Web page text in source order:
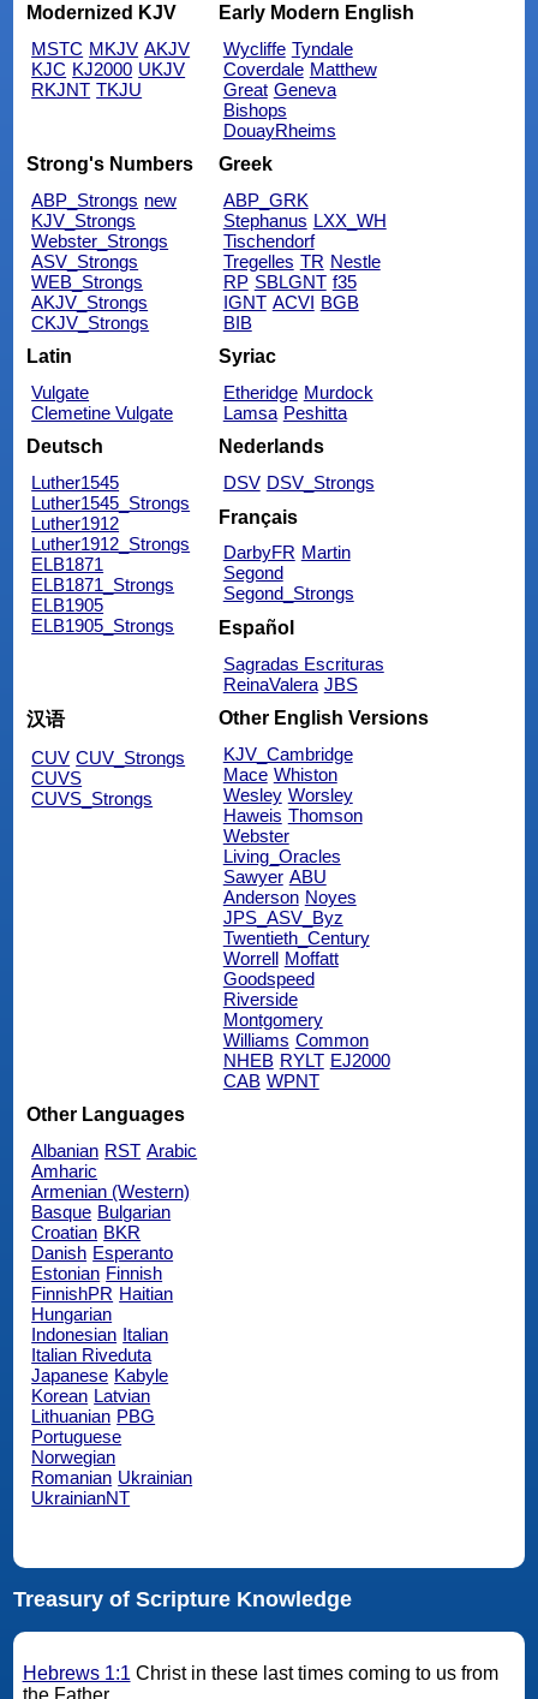
Modernized KJV
MSTC MKJV AKJV
KJC KJ2000 UKJV
RKJNT TKJU
Early Modern English
Wycliffe Tyndale
Coverdale Matthew
Great Geneva
Bishops
DouayRheims
Strong's Numbers
ABP_Strongs new
KJV_Strongs
Webster_Strongs
ASV_Strongs
WEB_Strongs
AKJV_Strongs
CKJV_Strongs
Greek
ABP_GRK
Stephanus LXX_WH
Tischendorf
Tregelles TR Nestle
RP SBLGNT f35
IGNT ACVI BGB
BIB
Latin
Vulgate
Clemetine Vulgate
Syriac
Etheridge Murdock
Lamsa Peshitta
Deutsch
Luther1545
Luther1545_Strongs
Luther1912
Luther1912_Strongs
ELB1871
ELB1871_Strongs
ELB1905
ELB1905_Strongs
Nederlands
DSV DSV_Strongs
Français
DarbyFR Martin
Segond
Segond_Strongs
Español
Sagradas Escrituras
ReinaValera JBS
汉语
CUV CUV_Strongs
CUVS
CUVS_Strongs
Other English Versions
KJV_Cambridge
Mace Whiston
Wesley Worsley
Haweis Thomson
Webster
Living_Oracles
Sawyer ABU
Anderson Noyes
JPS_ASV_Byz
Twentieth_Century
Worrell Moffatt
Goodspeed
Riverside
Montgomery
Williams Common
NHEB RYLT EJ2000
CAB WPNT
Other Languages
Albanian RST Arabic
Amharic
Armenian (Western)
Basque Bulgarian
Croatian BKR
Danish Esperanto
Estonian Finnish
FinnishPR Haitian
Hungarian
Indonesian Italian
Italian Riveduta
Japanese Kabyle
Korean Latvian
Lithuanian PBG
Portuguese
Norwegian
Romanian Ukrainian
UkrainianNT
Treasury of Scripture Knowledge
Hebrews 1:1 Christ in these last times coming to us from
the Father,